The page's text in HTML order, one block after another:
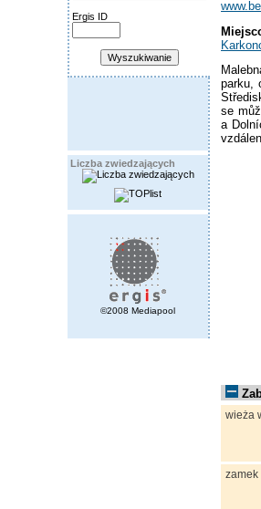
Ergis ID
Liczba zwiedzających
©2008 Mediapool
parku,
se
a
wieża
zamek